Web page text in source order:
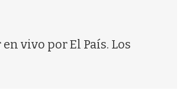
vivo por El País. Los